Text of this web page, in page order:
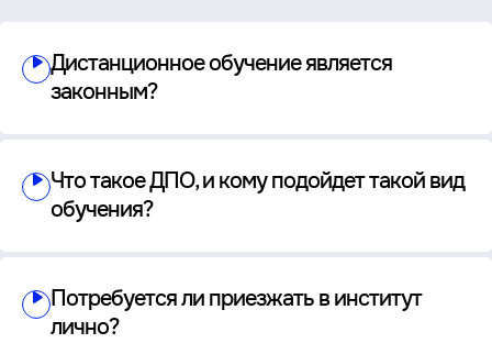
Дистанционное обучение является
законным?
Что такое ДПО, и кому подойдет такой вид
обучения?
Потребуется ли приезжать в институт
лично?